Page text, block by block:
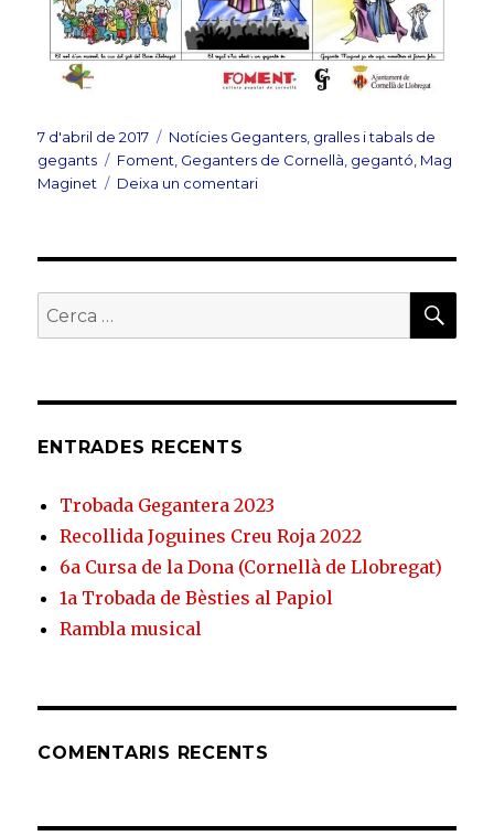
Publicat
el
7 d'abril de 2017 Categories
Notícies Geganters, gralles i tabals de
gegants
Etiquetes
Foment Geganters de Cornellà gegantó Mag
Maginet
Deixa un comentaria
i
Cerca:
ENTRADES RECENTS
Trobada Gegantera 2023
Recollida Joguines Creu Roja 2022
6a Cursa de la Dona (Cornellà de Llobregat)
1a Trobada de Bèsties al Papiol
Rambla musical
COMENTARIS RECENTS